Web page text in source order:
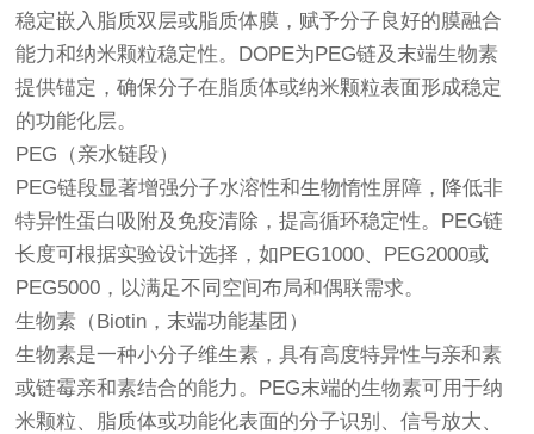
稳定嵌入脂质双层或脂质体膜，赋予分子良好的膜融合
能力和纳米颗粒稳定性。DOPE为PEG链及末端生物素
提供锚定，确保分子在脂质体或纳米颗粒表面形成稳定
的功能化层。
PEG（亲水链段）
PEG链段显著增强分子水溶性和生物惰性屏障，降低非
特异性蛋白吸附及免疫清除，提高循环稳定性。PEG链
长度可根据实验设计选择，如PEG1000、PEG2000或
PEG5000，以满足不同空间布局和偶联需求。
生物素（Biotin，末端功能基团）
生物素是一种小分子维生素，具有高度特异性与亲和素
或链霉亲和素结合的能力。PEG末端的生物素可用于纳
米颗粒、脂质体或功能化表面的分子识别、信号放大、